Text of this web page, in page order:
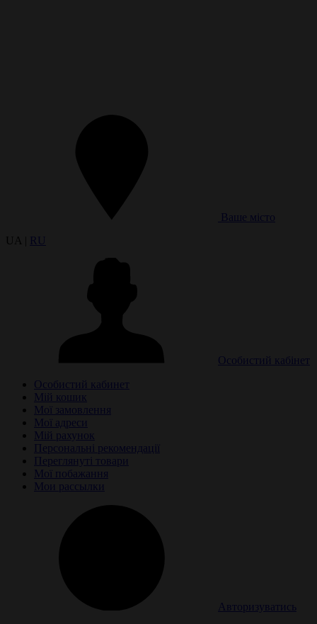
Ваше місто
UA |
RU
Особистий кабінет
Особистий кабинет
Мій кошик
Мої замовлення
Мої адреси
Мій рахунок
Персональні рекомендації
Переглянуті товари
Мої побажання
Мои рассылки
Авторизуватись